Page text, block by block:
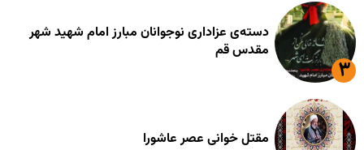
دسته‌ی عزاداری نوجوانان مبارز امام شهید شهر
مقدس قم
مقتل خوانی عصر عاشورا